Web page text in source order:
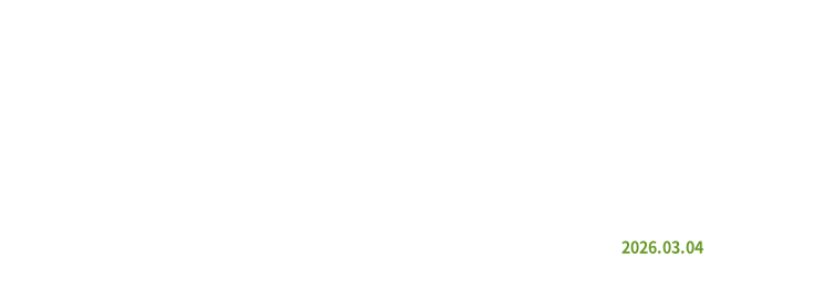
2026.03.04